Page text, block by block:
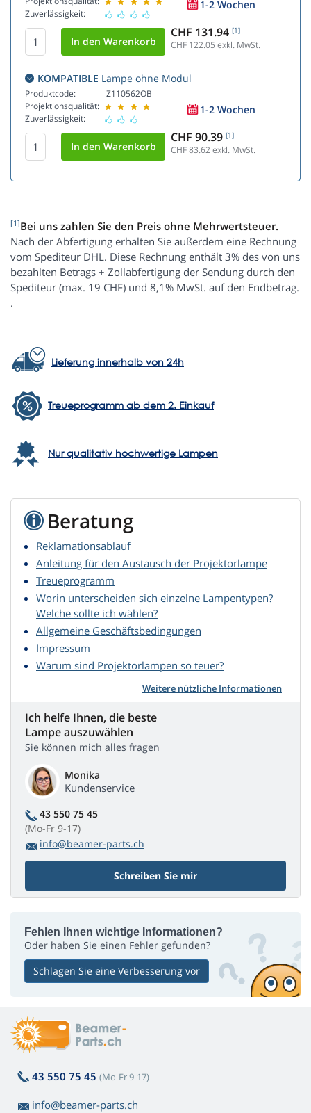
Zuverlässigkeit:
1-2 Wochen
CHF 131.94 [1]
CHF 122.05 exkl. MwSt.
KOMPATIBLE Lampe ohne Modul
Produktcode:
Projektionsqualität:
Zuverlässigkeit:
Z110562OB
1-2 Wochen
CHF 90.39 [1]
CHF 83.62exkl. MwSt.
[1]Bei uns zahlen Sie den Preis ohne Mehrwertsteuer.
Nach der Abfertigung erhalten Sie außerdem eine Rechnung
vom Spediteur DHL. Diese Rechnung enthält 3% des von uns
bezahlten Betrags + Zollabfertigung der Sendung durch den
Spediteur (max. 19 CHF) und 8,1% MwSt. auf den Endbetrag.
.
Lieferung innerhalb von 24h
Treueprogramm ab dem 2. Einkauf
Nur qualitativ hochwertige Lampen
Beratung
Reklamationsablauf
Anleitung für den Austausch der Projektorlampe
Treueprogramm
Worin unterscheiden sich einzelne Lampentypen?
Welche sollte ich wählen?
Allgemeine Geschäftsbedingungen
Impressum
Warum sind Projektorlampen so teuer?
Weitere nützliche Informationen
Ich helfe Ihnen, die beste
Lampe auszuwählen
Sie können mich alles fragen
Monika
Kundenservice
43 550 75 45
(Mo-Fr 9-17)
info@beamer-parts.ch
Schreiben Sie mir
Fehlen Ihnen wichtige Informationen?
Oder haben Sie einen Fehler gefunden?
Schlagen Sie eine Verbesserung vor
43 550 75 45 (Mo-Fr 9-17)
info@beamer-parts.ch